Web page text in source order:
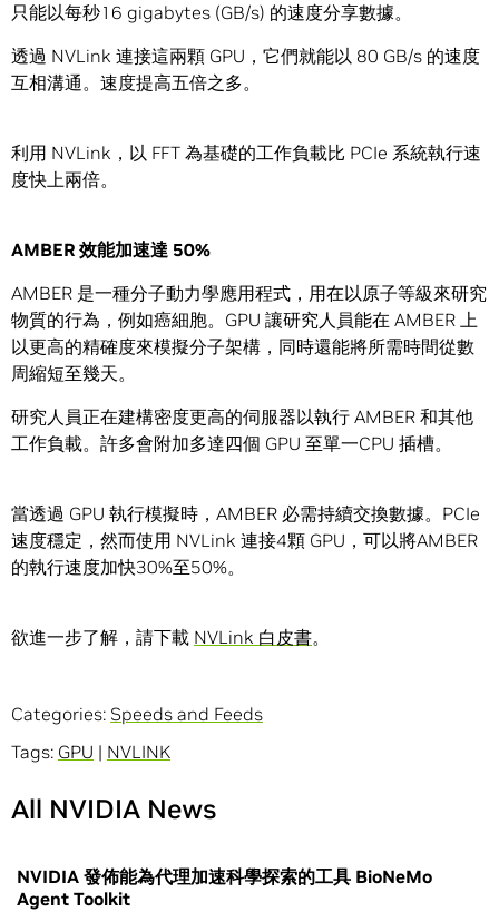
只能以每秒16 gigabytes (GB/s) 的速度分享數據。
透過 NVLink 連接這兩顆 GPU，它們就能以 80 GB/s 的速度
互相溝通。速度提高五倍之多。
利用 NVLink，以 FFT 為基礎的工作負載比 PCIe 系統執行速
度快上兩倍。
AMBER 效能加速達 50%
AMBER 是一種分子動力學應用程式，用在以原子等級來研究
物質的行為，例如癌細胞。GPU 讓研究人員能在 AMBER 上
以更高的精確度來模擬分子架構，同時還能將所需時間從數
周縮短至幾天。
研究人員正在建構密度更高的伺服器以執行 AMBER 和其他
工作負載。許多會附加多達四個 GPU 至單一CPU 插槽。
當透過 GPU 執行模擬時，AMBER 必需持續交換數據。PCIe
速度穩定，然而使用 NVLink 連接4顆 GPU，可以將AMBER
的執行速度加快30%至50%。
欲進一步了解，請下載 NVLink 白皮書。
Categories: Speeds and Feeds
Tags: GPU | NVLINK
All NVIDIA News
NVIDIA 發佈能為代理加速科學探索的工具 BioNeMo
Agent Toolkit